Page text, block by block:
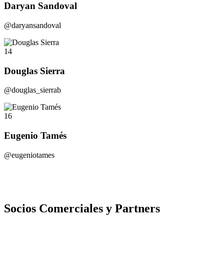
Daryan Sandoval
@daryansandoval
14
Douglas Sierra
@douglas_sierrab
16
Eugenio Tamés
@eugeniotames
Socios Comerciales y Partners